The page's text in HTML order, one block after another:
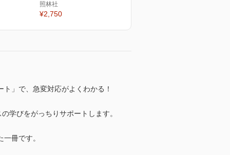
照林社
¥2,750
」で、急変対応がよくわかる！
学びをがっちりサポートします。
冊です。